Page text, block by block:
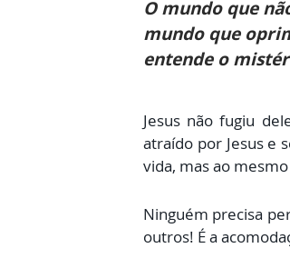
O mundo que
mundo que
entende o
Jesus não fugiu
atraído por Jesus e
vida, mas ao
Ninguém precisa
outros! É a